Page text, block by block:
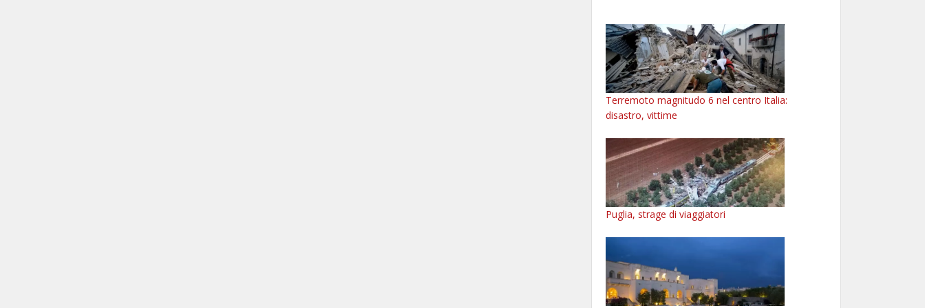
Terremoto magnitudo 6 nel centro Italia:
disastro, vittime
Puglia, strage di viaggiatori